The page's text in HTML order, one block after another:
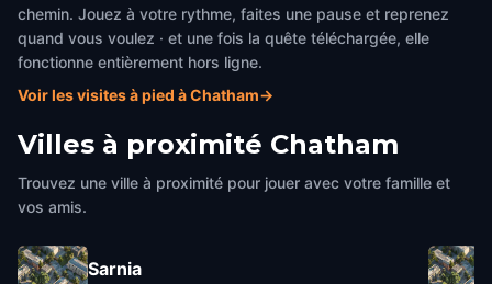
chemin. Jouez à votre rythme, faites une pause et reprenez
quand vous voulez · et une fois la quête téléchargée, elle
fonctionne entièrement hors ligne.
Voir les visites à pied à Chatham→
Villes à proximité Chatham
Trouvez une ville à proximité pour jouer avec votre famille et
vos amis.
Sarnia